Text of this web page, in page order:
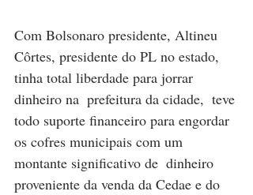
Com Bolsonaro presidente, Altineu
Côrtes, presidente do PL no estado,
tinha total liberdade para jorrar
dinheiro na  prefeitura da cidade,  teve
todo suporte financeiro para engordar
os cofres municipais com um
montante significativo de  dinheiro
proveniente da venda da Cedae e do